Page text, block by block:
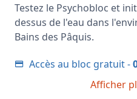
Testez le Psychobloc et
dessus de l'eau dans
Bains des Pâquis.
Accès au bloc gratuit -
Afficher